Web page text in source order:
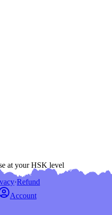
at your HSK level
·Refund
Account